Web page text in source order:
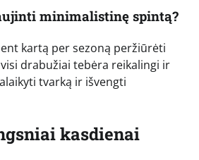
minimalistinę spintą?
kartą per sezoną peržiūrėti
drabužiai tebėra reikalingi ir
tvarką ir išvengti
kasdienai